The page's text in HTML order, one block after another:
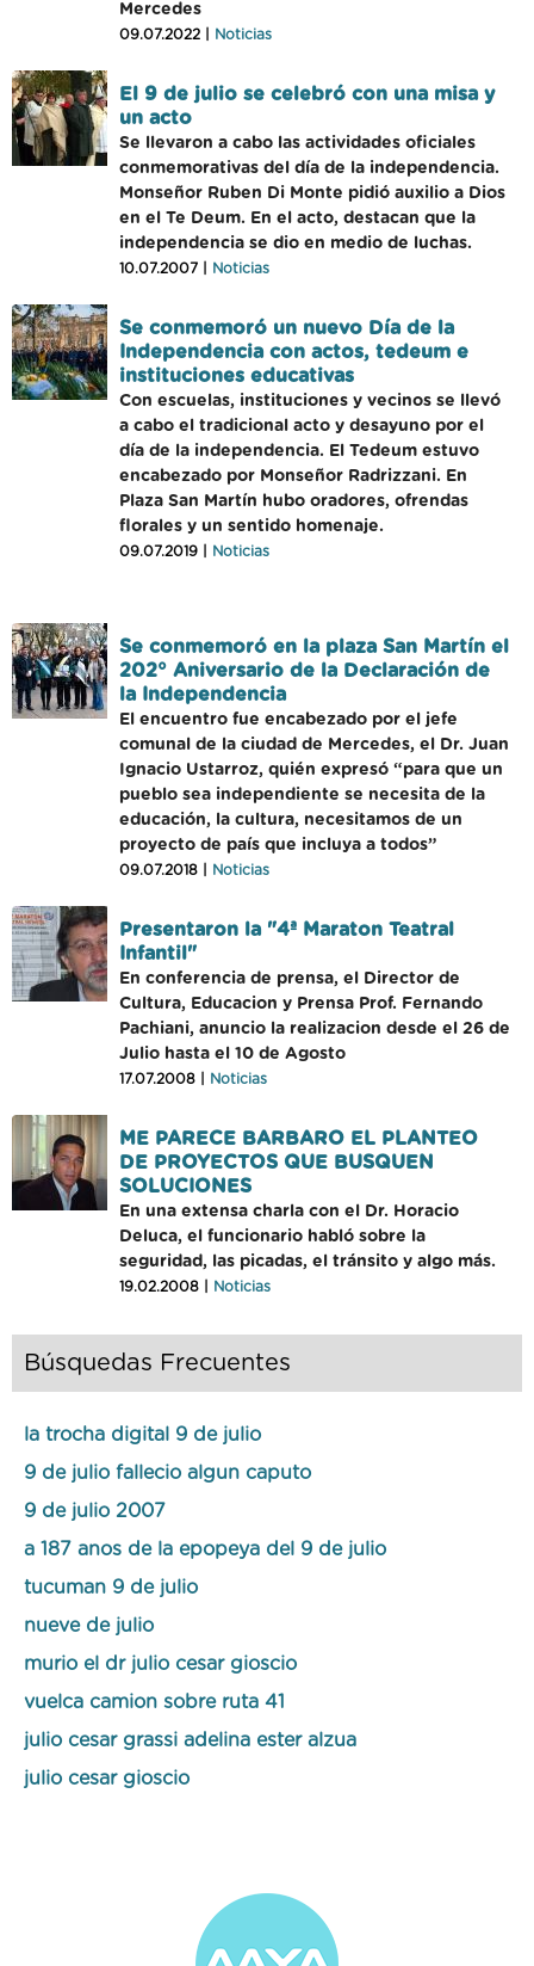
Mercedes
09.07.2022 | Noticias
El 9 de julio se celebró con una misa y
un acto
Se llevaron a cabo las actividades oficiales
conmemorativas del día de la independencia.
Monseñor Ruben Di Monte pidió auxilio a Dios
en el Te Deum. En el acto, destacan que la
independencia se dio en medio de luchas.
10.07.2007 | Noticias
Se conmemoró un nuevo Día de la
Independencia con actos, tedeum e
instituciones educativas
Con escuelas, instituciones y vecinos se llevó
a cabo el tradicional acto y desayuno por el
día de la independencia. El Tedeum estuvo
encabezado por Monseñor Radrizzani. En
Plaza San Martín hubo oradores, ofrendas
florales y un sentido homenaje.
09.07.2019 | Noticias
Se conmemoró en la plaza San Martín el
202° Aniversario de la Declaración de
la Independencia
El encuentro fue encabezado por el jefe
comunal de la ciudad de Mercedes, el Dr. Juan
Ignacio Ustarroz, quién expresó “para que un
pueblo sea independiente se necesita de la
educación, la cultura, necesitamos de un
proyecto de país que incluya a todos”
09.07.2018 | Noticias
Presentaron la "4ª Maraton Teatral
Infantil"
En conferencia de prensa, el Director de
Cultura, Educacion y Prensa Prof. Fernando
Pachiani, anuncio la realizacion desde el 26 de
Julio hasta el 10 de Agosto
17.07.2008 | Noticias
ME PARECE BARBARO EL PLANTEO
DE PROYECTOS QUE BUSQUEN
SOLUCIONES
En una extensa charla con el Dr. Horacio
Deluca, el funcionario habló sobre la
seguridad, las picadas, el tránsito y algo más.
19.02.2008 | Noticias
Búsquedas Frecuentes
la trocha digital 9 de julio
9 de julio fallecio algun caputo
9 de julio 2007
a 187 anos de la epopeya del 9 de julio
tucuman 9 de julio
nueve de julio
murio el dr julio cesar gioscio
vuelca camion sobre ruta 41
julio cesar grassi adelina ester alzua
julio cesar gioscio